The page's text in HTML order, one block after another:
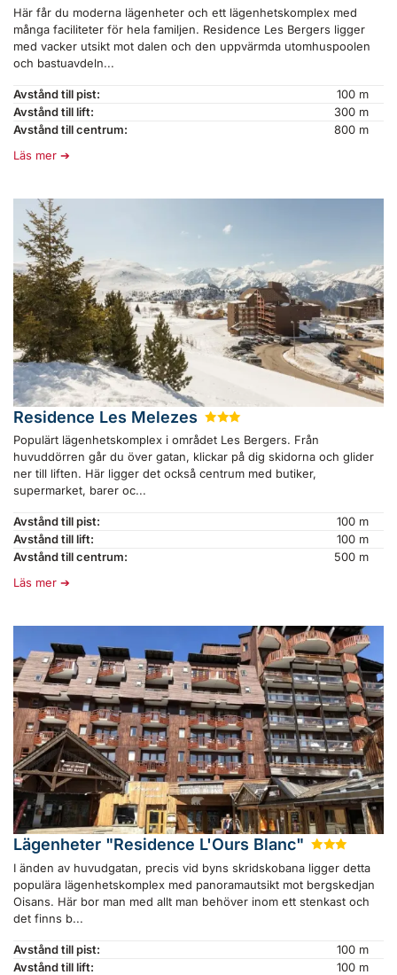
Här får du moderna lägenheter och ett lägenhetskomplex med
många faciliteter för hela familjen. Residence Les Bergers ligger
med vacker utsikt mot dalen och den uppvärmda utomhuspoolen
och bastuavdeln...
Avstånd till pist:
100 m
Avstånd till lift:
300 m
Avstånd till centrum:
800 m
Läs mer
Residence Les Melezes ★★
Populärt lägenhetskomplex i området Les Bergers. Från
huvuddörren går du över gatan, klickar på dig skidorna och glider
ner till liften. Här ligger det också centrum med butiker,
supermarket, barer oc...
Avstånd till pist:
100 m
Avstånd till lift:
100 m
Avstånd till centrum:
500 m
Läs mer
Lägenheter "Residence L'Ours Blanc" ★★
I änden av huvudgatan, precis vid byns skridskobana ligger detta
populära lägenhetskomplex med panoramautsikt mot bergskedjan
Oisans. Här bor man med allt man behöver inom ett stenkast och
det finns b...
Avstånd till pist:
100 m
Avstånd till lift:
100 m